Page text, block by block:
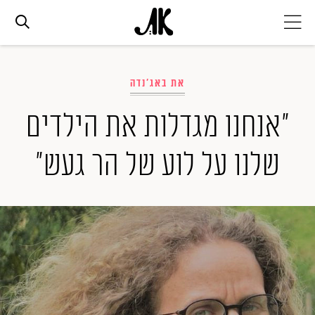
אופנה
ביוטי
סלבס
ערוצים נוספים
המגזין
את באג'נדה
"אנחנו מגדלות את הילדים
שלנו על לוע של הר געש"